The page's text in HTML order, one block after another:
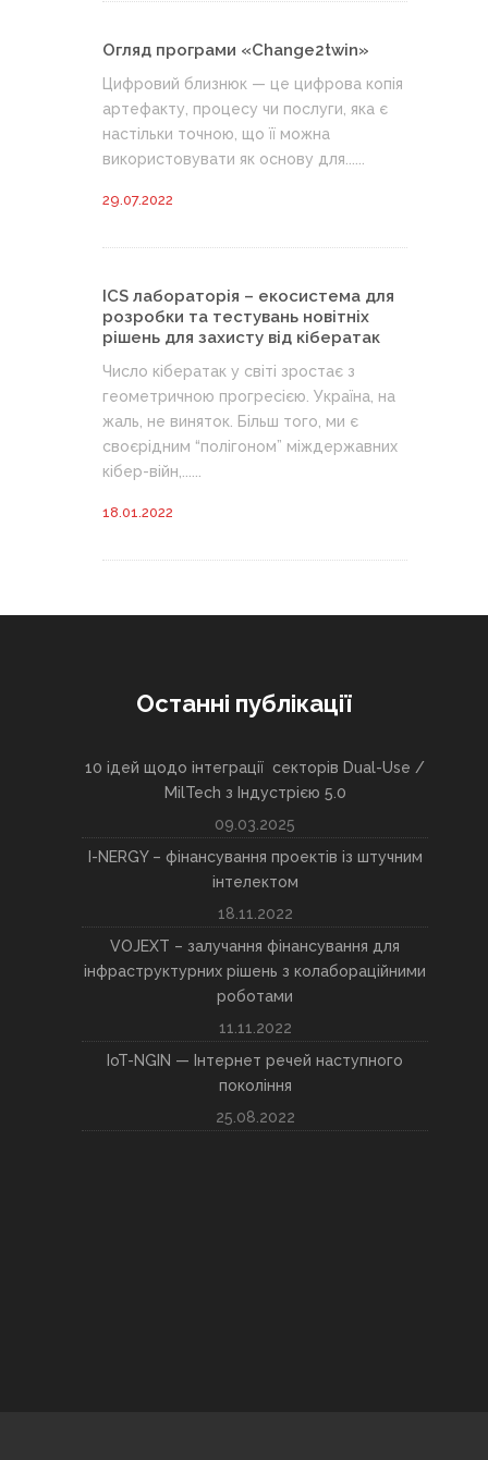
Огляд програми «Change2twin»
Цифровий близнюк — це цифрова копія
артефакту, процесу чи послуги, яка є
настільки точною, що її можна
використовувати як основу для......
29.07.2022
ICS лабораторія – екосистема для
розробки та тестувань новітніх
рішень для захисту від кібератак
Число кібератак у світі зростає з
геометричною прогресією. Україна, на
жаль, не виняток. Більш того, ми є
своєрідним “полігоном” міждержавних
кібер-війн,......
18.01.2022
Останні публікації
10 ідей щодо інтеграції секторів Dual-Use /
MilTech з Індустрією 5.0
09.03.2025
I-NERGY – фінансування проектів із штучним
інтелектом
18.11.2022
VOJEXT – залучання фінансування для
інфраструктурних рішень з колабораційними
роботами
11.11.2022
IoT-NGIN — Інтернет речей наступного
покоління
25.08.2022